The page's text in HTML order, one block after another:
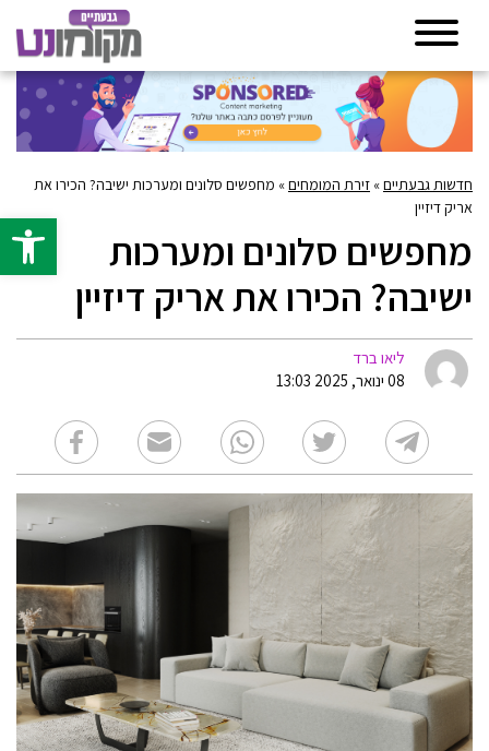
פתח
חדשות גבעתיים» זירת המומחים» מחפשים סלונים ומערכות ישיבה? הכירו את
אריק דיזיין
מחפשים סלונים ומערכות
ישיבה? הכירו את אריק דיזיין
ליאו ברד
08 ינואר, 2025 13:03